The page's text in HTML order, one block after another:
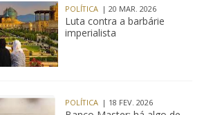
POLÍTICA | 20 MAR. 2026
Luta contra a barbárie
imperialista
POLÍTICA | 18 FEV. 2026